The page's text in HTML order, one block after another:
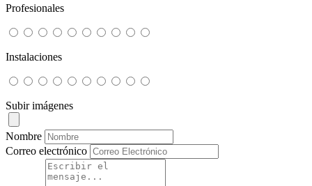
Profesionales
Instalaciones
Subir imágenes
Nombre
Correo electrónico